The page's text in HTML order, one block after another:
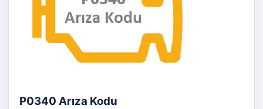
P0340 Arıza Kodu